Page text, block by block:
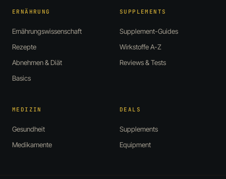
ERNÄHRUNG
Ernährungswissenschaft
Rezepte
Abnehmen & Diät
Basics
SUPPLEMENTS
Supplement-Guides
Wirkstoffe A-Z
Reviews & Tests
MEDIZIN
Gesundheit
Medikamente
DEALS
Supplements
Equipment